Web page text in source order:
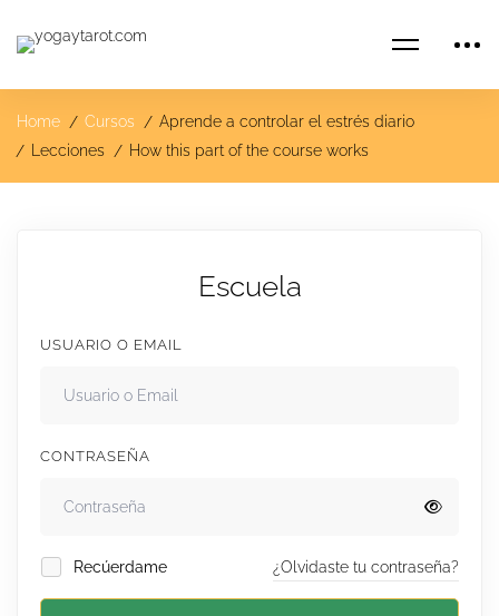
Home Cursos
Aprende a controlar el estrés diario
Lecciones
How this part of the course works
Escuela
USUARIO O EMAIL
CONTRASEÑA
Recúerdame ¿Olvidaste tu contraseña?